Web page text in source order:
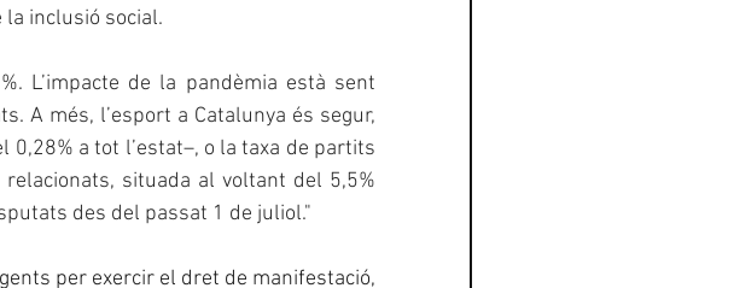
la inclusió social.
L’impacte de la pandèmia està sent
A més, l’esport a Catalunya és segur,
a tot l’estat–, o la taxa de partits
situada al voltant del 5,5%
des del passat 1 de juliol."
per exercir el dret de manifestació,